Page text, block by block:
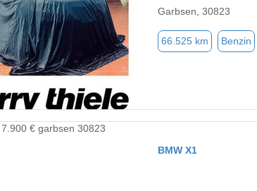
Garbsen, 30823
66.525 km Benzin
BMW X1